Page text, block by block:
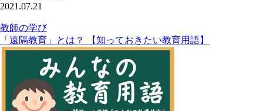
2021.07.21
教師の学び
「遠隔教育」とは？ 【知っておきたい教育用語】